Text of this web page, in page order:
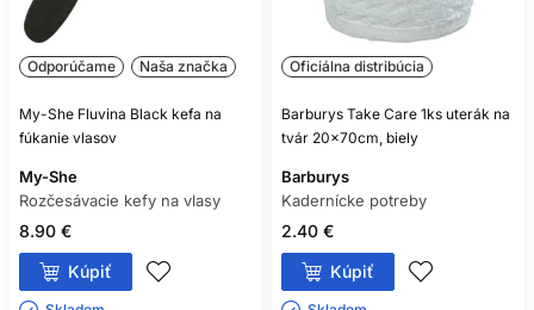
Odporúčame Naša značka
My-She Fluvina Black kefa na
fúkanie vlasov
My-She
Rozčesávacie kefy na vlasy
8.90 €
Kúpiť
Oficiálna distribúcia
Barburys Take Care 1ks uterák na
tvár 20x70cm, biely
Barburys
Kadernícke potreby
2.40 €
Kúpiť